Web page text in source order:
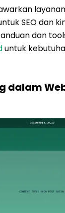
SEO dan
dan
untuk
dalam